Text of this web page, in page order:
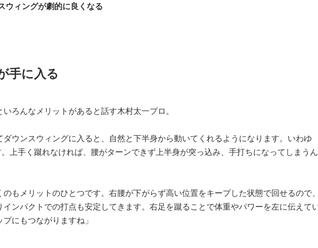
ィングが劇的に良くなる
手に入る
ろんなメリットがあると話す木村太一プロ。
ダウンスウィングに入ると、自然と下半身から動いてくれるようになります。いわゆ
。上手く蹴れなければ、腰がターンできず上半身が突っ込み、手打ちになってしまうん
のもメリットのひとつです。右腰が下がらず高い位置をキープした状態で回せるので
インパクトでの打点も安定してきます。右足を蹴ることで体重やパワーを左に伝えて
にもつながりますね」